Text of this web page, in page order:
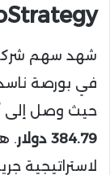
شهد سهم
في بورصة
حيث وصل إلى
384.79 دولار
.
لاستراتيجية